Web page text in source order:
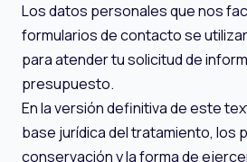
Los datos personales que nos
formularios de contacto se
para atender tu solicitud de
presupuesto.
En la versión definitiva de este
base jurídica del tratamiento, los
conservación y la forma de